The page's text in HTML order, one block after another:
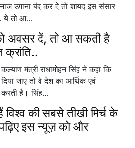
उगाना बंद कर दे तो शायद इस संसार
ये तो आ…
अवसर दें, तो आ सकती है
क्रांति..
मंत्री राधामोहन सिंह ने कहा कि
जाए तो वे देश का आर्थिक एवं
करती है। सिंह…
की सबसे तीखी मिर्च के
इस न्यूज़ को और